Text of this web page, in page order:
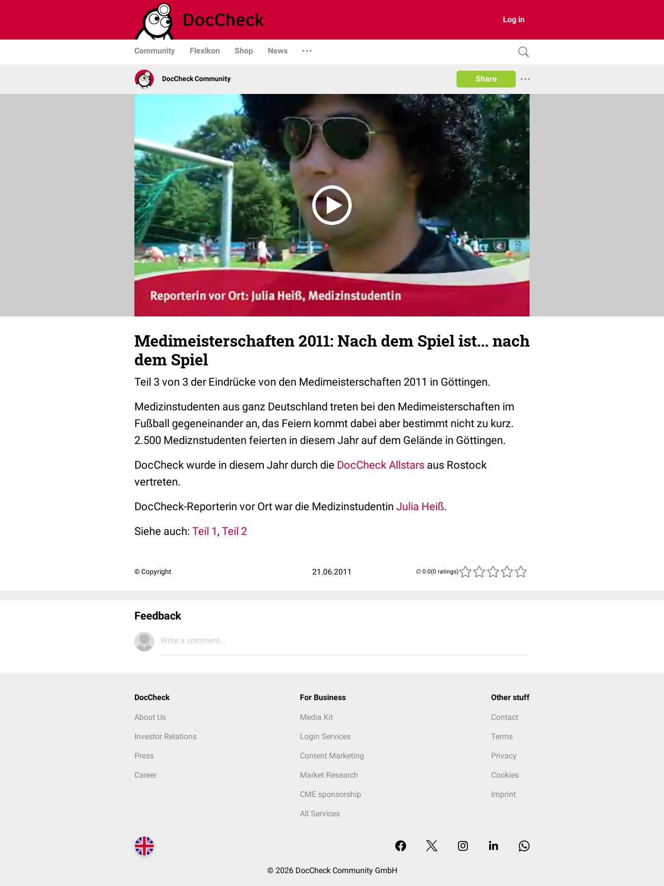
Log in
Community Flexikon Shop News
DocCheck Community Share
Medimeisterschaften 2011: Nach dem Spiel ist... nach
dem Spiel
Teil 3 von 3 der Eindrücke von den Medimeisterschaften 2011 in Göttingen.
Medizinstudenten aus ganz Deutschland treten bei den Medimeisterschaften im
Fußball gegeneinander an, das Feiern kommt dabei aber bestimmt nicht zu kurz.
2.500 Mediznstudenten feierten in diesem Jahr auf dem Gelände in Göttingen.
DocCheck wurde in diesem Jahr durch die DocCheck Allstars aus Rostock
vertreten.
DocCheck-Reporterin vor Ort war die Medizinstudentin Julia Heiß.
Siehe auch: Teil 1 , Teil 2
© Copyright 21.06.2011 (0 ratings)
Feedback
Write a comment...
DocCheck
About Us
Investor Relations
Press
Career
For Business
Media Kit
Login Services
Content Marketing
Market Research
CME sponsorship
All Services
Other stuff
Contact
Terms
Privacy
Cookies
Imprint
© 2026 DocCheck Community GmbH